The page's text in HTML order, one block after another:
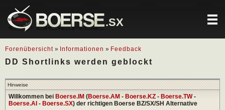
.SX
Forenübersicht » Informationen » Feedback
DD Shortlinks werden geblockt
Hinweise
Willkommen bei Boerse.IM (Boerse.AM - Boerse.KZ - Boerse.TW-
Boerse.AI - Boerse.SX) der richtigen Boerse BZ/SX/SH Alternative